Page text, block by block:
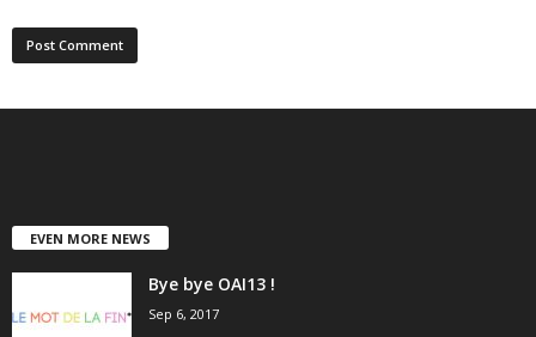
EVEN MORE NEWS
Bye bye OAI13 !
Sep 6, 2017